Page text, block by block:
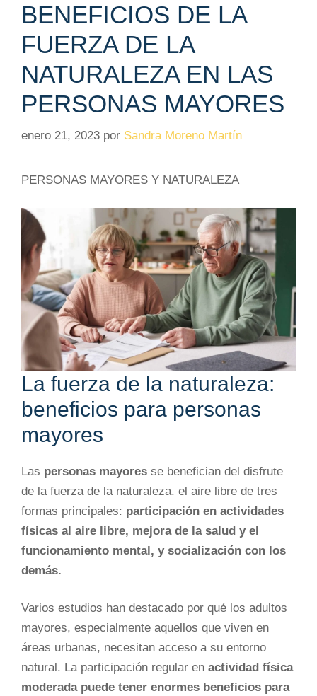
BENEFICIOS DE LA
FUERZA DE LA
NATURALEZA EN LAS
PERSONAS MAYORES
enero 21, 2023 por Sandra Moreno Martín
PERSONAS MAYORES Y NATURALEZA
La fuerza de la naturaleza:
beneficios para personas
mayores
Las personas mayores se benefician del disfrute
de la fuerza de la naturaleza. el aire libre de tres
formas principales: participación en actividades
físicas al aire libre, mejora de la salud y el
funcionamiento mental, y socialización con los
demás.
Varios estudios han destacado por qué los adultos
mayores, especialmente aquellos que viven en
áreas urbanas, necesitan acceso a su entorno
natural. La participación regular en actividad física
moderada puede tener enormes beneficios para